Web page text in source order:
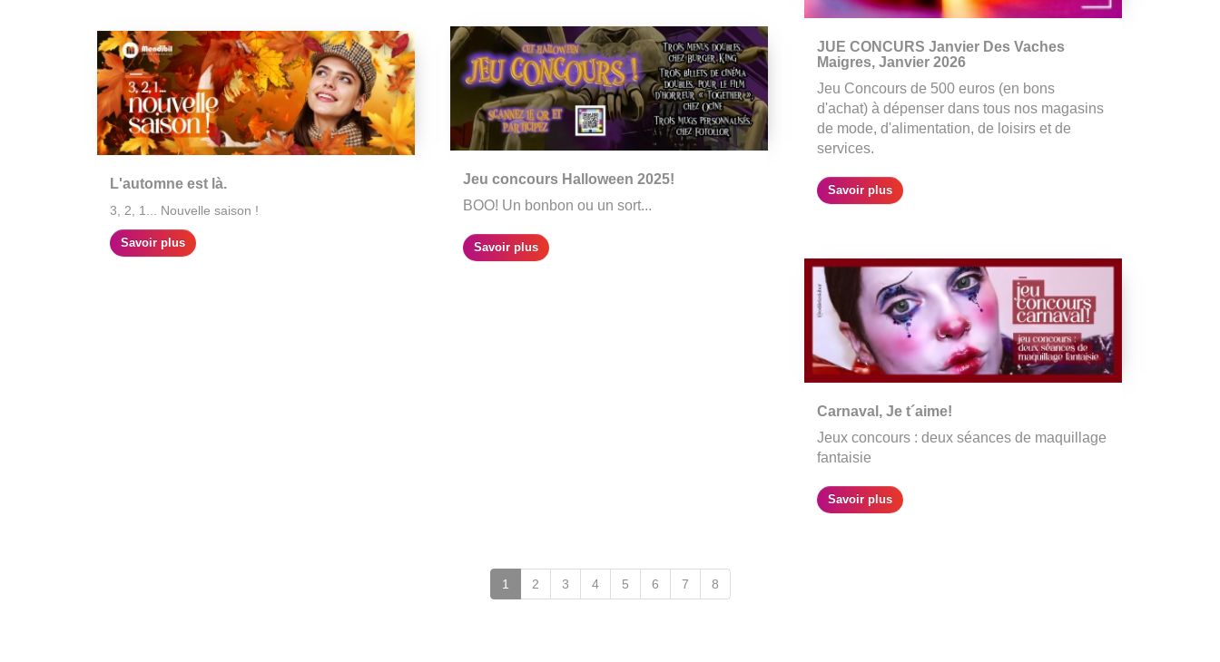
JUE CONCURS Janvier Des Vaches
Maigres, Janvier 2026
Jeu Concours de 500 euros (en bons
d'achat) à dépenser dans tous nos magasins
de mode, d'alimentation, de loisirs et de
services.
Savoir plus
Jeu concours Halloween 2025!
BOO! Un bonbon ou un sort...
Savoir plus
L'automne est là.
3, 2, 1... Nouvelle saison !
Savoir plus
Carnaval, Je t´aime!
Jeux concours : deux séances de maquillage
fantaisie
Savoir plus
1 (page
en
2 3 4 5 6 7 8